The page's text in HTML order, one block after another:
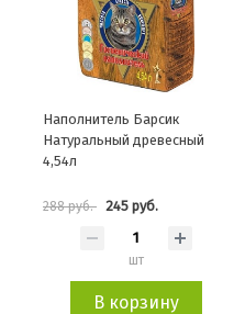
Наполнитель Барсик
Натуральный древесный
4,54л
288 руб. 245 руб.
шт
В корзину